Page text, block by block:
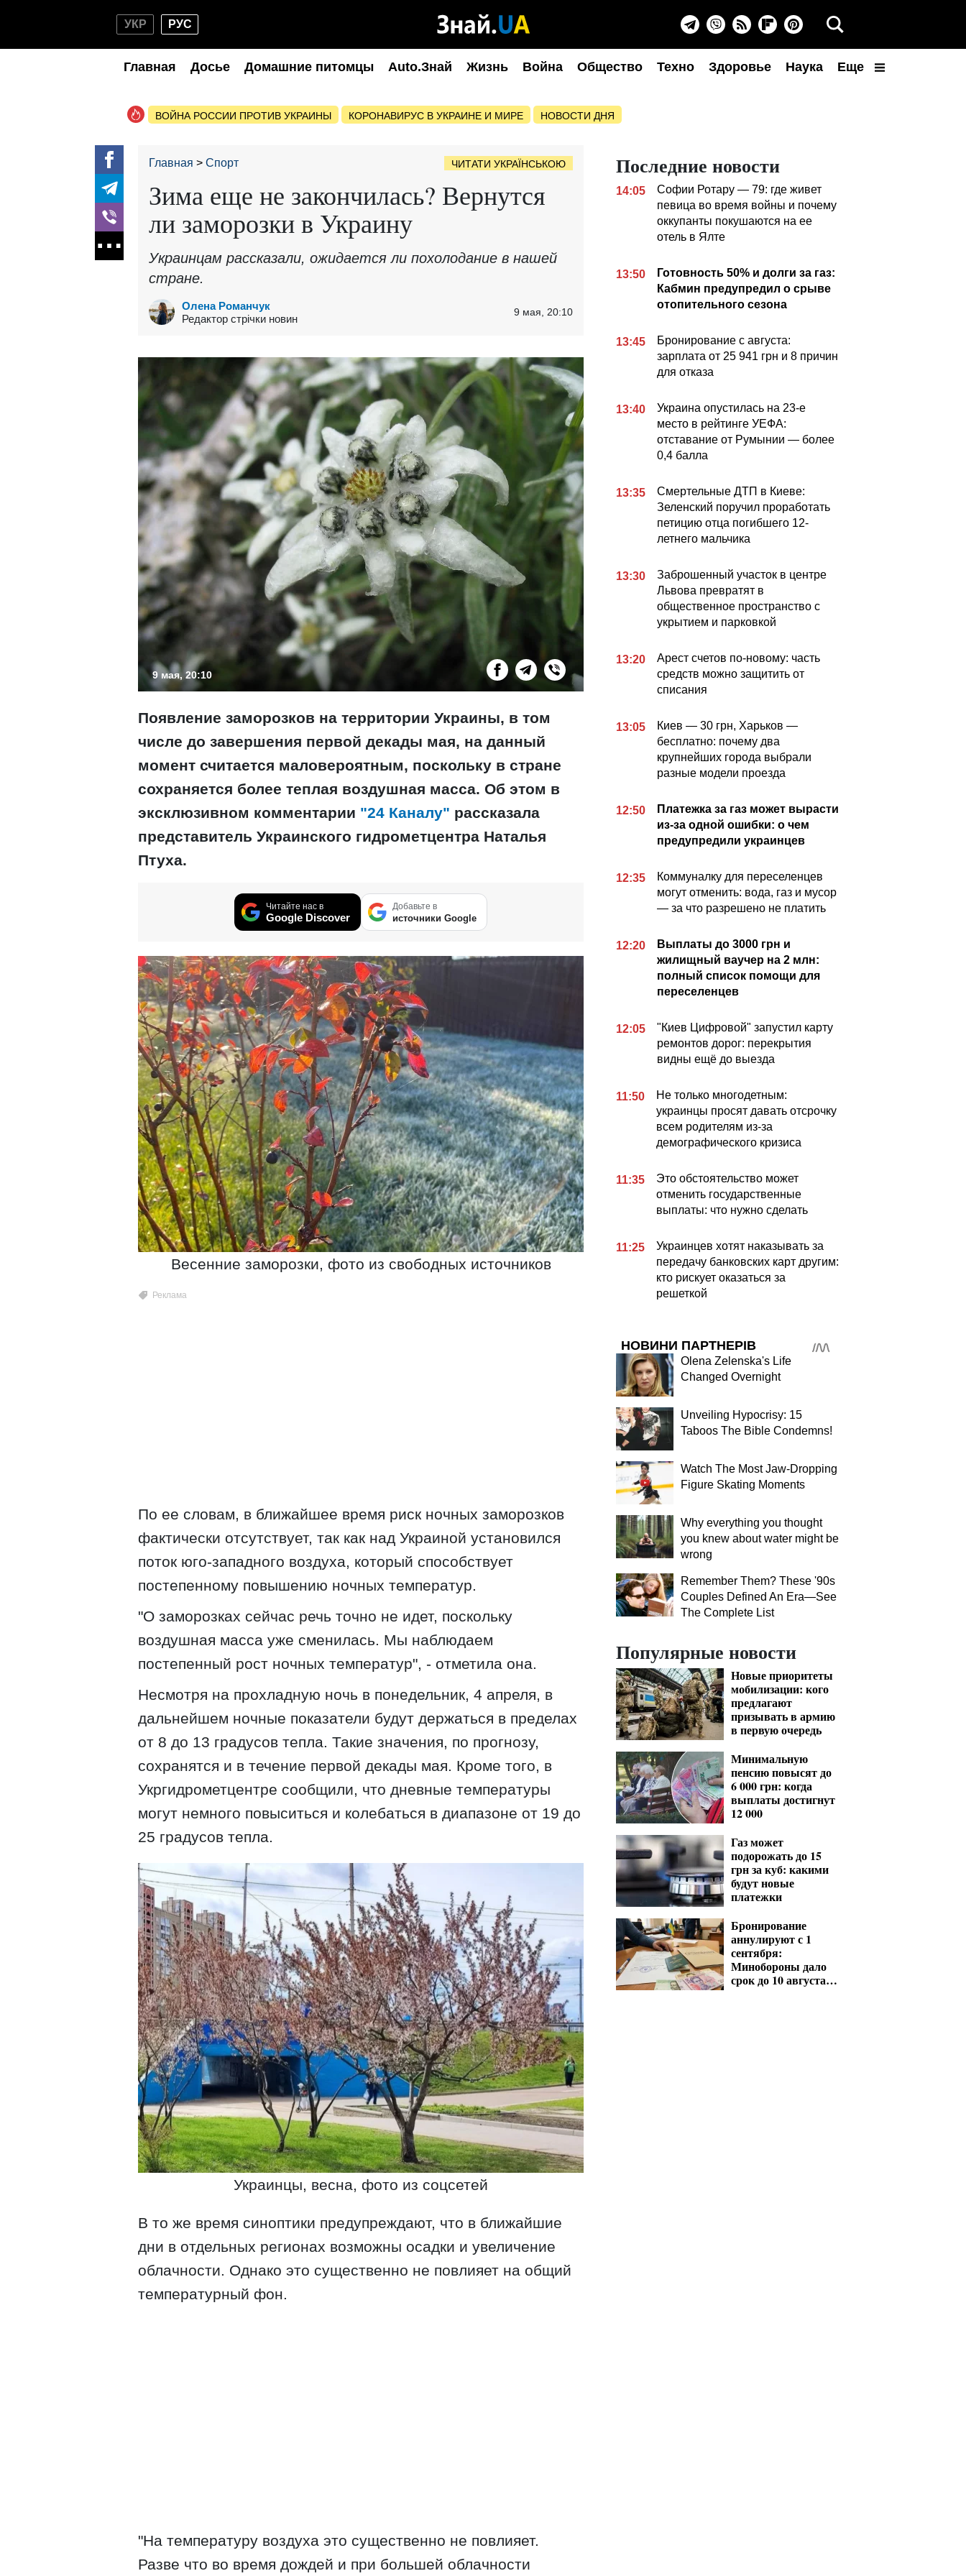
УКР РУС
Главная Досье Домашние питомцы Auto.Знай Жизнь Война Общество Техно Здоровье Наука Еще
ВОЙНА РОССИИ ПРОТИВ УКРАИНЫ КОРОНАВИРУС В УКРАИНЕ И МИРЕ НОВОСТИ ДНЯ
Главная Спорт ЧИТАТИ УКРАЇНСЬКОЮ
Зима еще не закончилась? Вернутся
ли заморозки в Украину
Украинцам рассказали, ожидается ли похолодание в нашей
стране.
Олена Романчук
Редактор стрічки новин
9 мая, 20:10
9 мая, 20:10
Появление заморозков на территории Украины, в том
числе до завершения первой декады мая, на данный
момент считается маловероятным, поскольку в стране
сохраняется более теплая воздушная масса. Об этом в
эксклюзивном комментарии "24 Каналу" рассказала
представитель Украинского гидрометцентра Наталья
Птуха.
Читайте нас в
Google Discover
Добавьте в
источники Google
Весенние заморозки, фото из свободных источников
По ее словам, в ближайшее время риск ночных заморозков
фактически отсутствует, так как над Украиной установился
поток юго-западного воздуха, который способствует
постепенному повышению ночных температур.
"О заморозках сейчас речь точно не идет, поскольку
воздушная масса уже сменилась. Мы наблюдаем
постепенный рост ночных температур", - отметила она.
Несмотря на прохладную ночь в понедельник, 4 апреля, в
дальнейшем ночные показатели будут держаться в пределах
от 8 до 13 градусов тепла. Такие значения, по прогнозу,
сохранятся и в течение первой декады мая. Кроме того, в
Укргидрометцентре сообщили, что дневные температуры
могут немного повыситься и колебаться в диапазоне от 19 до
25 градусов тепла.
Украинцы, весна, фото из соцсетей
В то же время синоптики предупреждают, что в ближайшие
дни в отдельных регионах возможны осадки и увеличение
облачности. Однако это существенно не повлияет на общий
температурный фон.
"На температуру воздуха это существенно не повлияет.
Разве что во время дождей и при большей облачности
Последние новости
14:05
Софии Ротару — 79: где живет
певица во время войны и почему
оккупанты покушаются на ее
отель в Ялте
13:50
Готовность 50% и долги за газ:
Кабмин предупредил о срыве
отопительного сезона
13:45
Бронирование с августа:
зарплата от 25 941 грн и 8 причин
для отказа
13:40
Украина опустилась на 23-е
место в рейтинге УЕФА:
отставание от Румынии — более
0,4 балла
13:35
Смертельные ДТП в Киеве:
Зеленский поручил проработать
петицию отца погибшего 12-
летнего мальчика
13:30
Заброшенный участок в центре
Львова превратят в
общественное пространство с
укрытием и парковкой
13:20
Арест счетов по-новому: часть
средств можно защитить от
списания
13:05
Киев — 30 грн, Харьков —
бесплатно: почему два
крупнейших города выбрали
разные модели проезда
12:50
Платежка за газ может вырасти
из-за одной ошибки: о чем
предупредили украинцев
12:35
Коммуналку для переселенцев
могут отменить: вода, газ и мусор
— за что разрешено не платить
12:20
Выплаты до 3000 грн и
жилищный ваучер на 2 млн:
полный список помощи для
переселенцев
12:05
"Киев Цифровой" запустил карту
ремонтов дорог: перекрытия
видны ещё до выезда
11:50
Не только многодетным:
украинцы просят давать отсрочку
всем родителям из-за
демографического кризиса
11:35
Это обстоятельство может
отменить государственные
выплаты: что нужно сделать
11:25
Украинцев хотят наказывать за
передачу банковских карт другим:
кто рискует оказаться за
решеткой
НОВИНИ ПАРТНЕРІВ
Olena Zelenska's Life
Changed Overnight
Unveiling Hypocrisy: 15
Taboos The Bible Condemns!
Watch The Most Jaw‑Dropping
Figure Skating Moments
Why everything you thought
you knew about water might be
wrong
Remember Them? These '90s
Couples Defined An Era—See
The Complete List
Популярные новости
Новые приоритеты
мобилизации: кого
предлагают
призывать в армию
в первую очередь
Минимальную
пенсию повысят до
6 000 грн: когда
выплаты достигнут
12 000
Газ может
подорожать до 15
грн за куб: какими
будут новые
платежки
Бронирование
аннулируют с 1
сентября:
Минобороны дало
срок до 10 августа